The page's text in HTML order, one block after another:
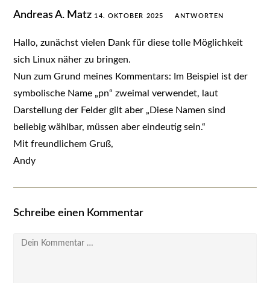
Andreas A. Matz 14. OKTOBER 2025 ANTWORTEN
Hallo, zunächst vielen Dank für diese tolle Möglichkeit
sich Linux näher zu bringen.
Nun zum Grund meines Kommentars: Im Beispiel ist der
symbolische Name „pn“ zweimal verwendet, laut
Darstellung der Felder gilt aber „Diese Namen sind
beliebig wählbar, müssen aber eindeutig sein.“
Mit freundlichem Gruß,
Andy
Schreibe einen Kommentar
Kommentar